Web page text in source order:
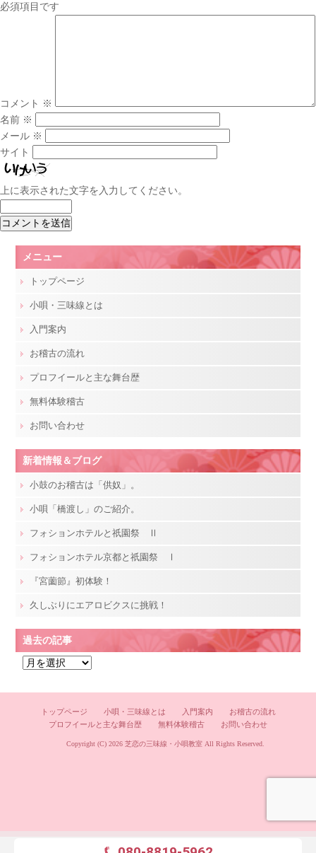
必須項目です
コメント ※
名前 ※
メール ※
サイト
上に表示された文字を入力してください。
メニュー
トップページ
小唄・三味線とは
入門案内
お稽古の流れ
プロフイールと主な舞台歴
無料体験稽古
お問い合わせ
新着情報＆ブログ
小鼓のお稽古は「供奴」。
小唄「橋渡し」のご紹介。
フォションホテルと祇園祭 Ⅱ
フォションホテル京都と祇園祭 Ⅰ
『宮薗節』初体験！
久しぶりにエアロビクスに挑戦！
過去の記事
の
トップページ 小唄・三味線とは 入門案内
お稽古の流れ
プロフイールと主な舞台歴
無料体験稽古 お問い合わせ
Copyright (C) 2026 芝恋の三味線・小唄教室All Rights Reserved.